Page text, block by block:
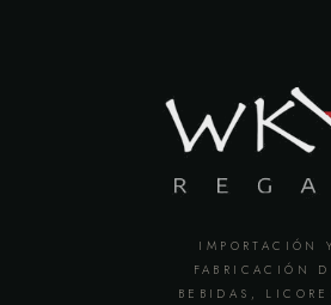
IMPORTACIÓN Y
FABRICACIÓN
BEBIDAS,